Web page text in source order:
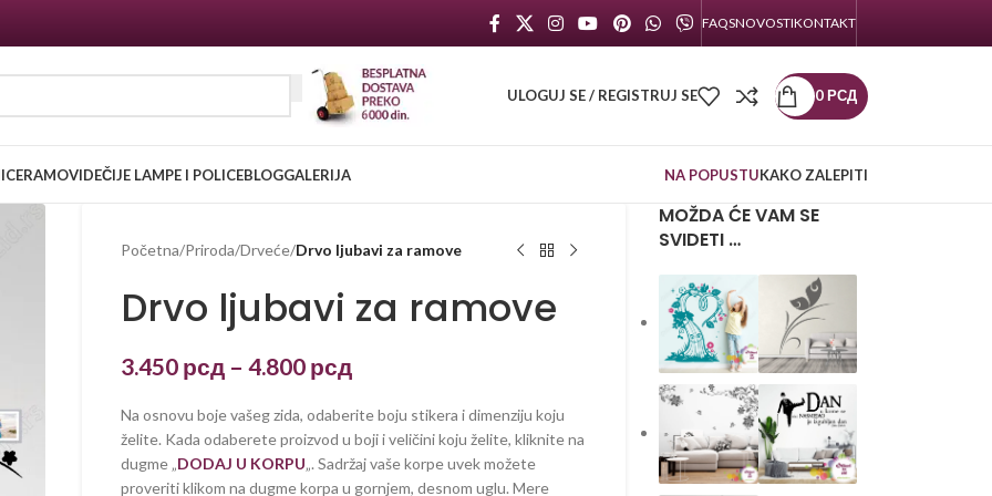
FAQSNOVOSTIKONTAKT
ULOGUJ SE / REGISTRUJ SE 0РСД
RAMOVIDEČIJE LAMPE I POLICEBLOGGALERIJA NA POPUSTUKAKO ZALEPITI
Početna/Priroda/Drveće/Drvo ljubavi za ramove
Drvo ljubavi za ramove
3.450 рсд – 4.800 рсд
Na osnovu boje vašeg zida, odaberite boju stikera i dimenziju koju
želite. Kada odaberete proizvod u boji i veličini koju želite, kliknite na
dugme „DODAJ U KORPU„. Sadržaj vaše korpe uvek možete
proveriti klikom na dugme korpa u gornjem, desnom uglu. Mere
MOŽDA ĆE VAM SE
SVIDETI …